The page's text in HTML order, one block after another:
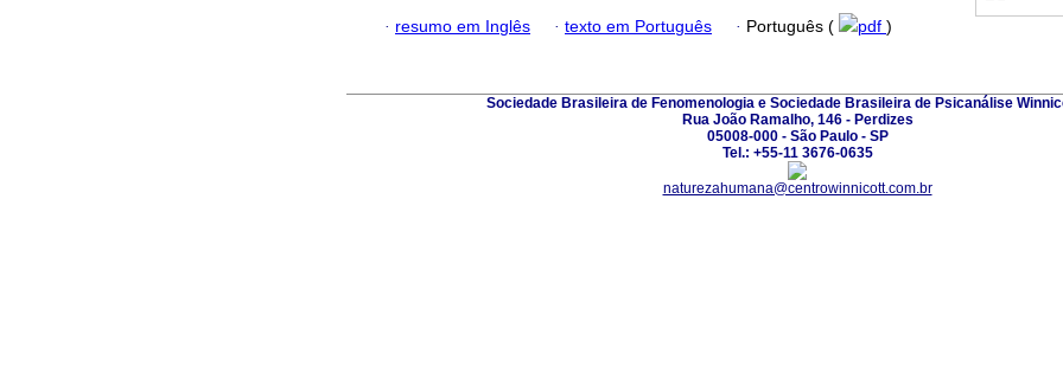
· resumo em Inglês · texto em Português · Português ( pdf )
Sociedade Brasileira de Fenomenologia e Sociedade Brasileira de Psicanálise
Rua João Ramalho, 146 - Perdizes
05008-000 - São Paulo - SP
Tel.: +55-11 3676-0635
naturezahumana@centrowinnicott.com.br